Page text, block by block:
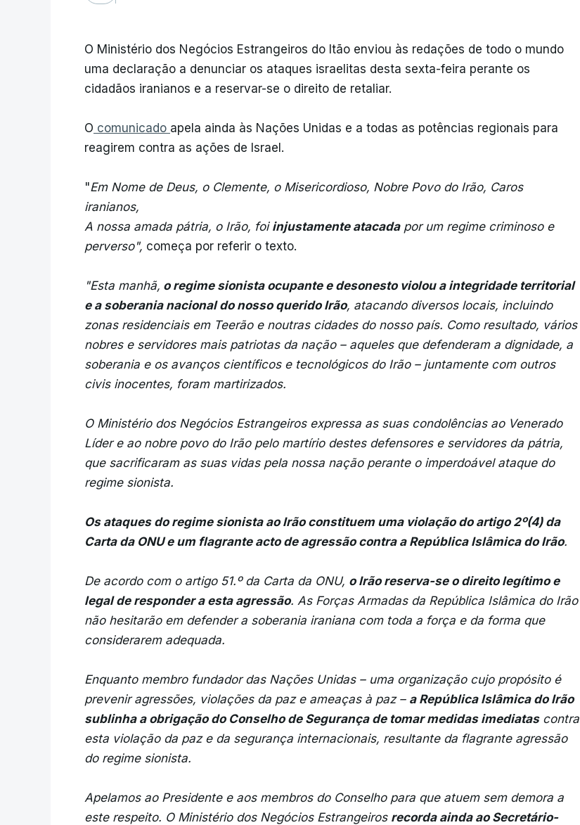
O Ministério dos Negócios Estrangeiros do Itão enviou às redações de todo o mundo
uma declaração a denunciar os ataques israelitas desta sexta-feira perante os
cidadãos iranianos e a reservar-se o direito de retaliar.
O comunicado apela ainda às Nações Unidas e a todas as potências regionais para
reagirem contra as ações de Israel.
"Em Nome de Deus, o Clemente, o Misericordioso, Nobre Povo do Irão, Caros
iranianos,
A nossa amada pátria, o Irão, foi injustamente atacadapor um regime criminoso e
perverso", começa por referir o texto.
"Esta manhã, o regime sionista ocupante e desonesto violou a integridade territorial
e a soberania nacional do nosso querido Irão, atacando diversos locais, incluindo
zonas residenciais em Teerão e noutras cidades do nosso país. Como resultado, vários
nobres e servidores mais patriotas da nação – aqueles que defenderam a dignidade, a
soberania e os avanços científicos e tecnológicos do Irão – juntamente com outros
civis inocentes, foram martirizados.
O Ministério dos Negócios Estrangeiros expressa as suas condolências ao Venerado
Líder e ao nobre povo do Irão pelo martírio destes defensores e servidores da pátria,
que sacrificaram as suas vidas pela nossa nação perante o imperdoável ataque do
regime sionista.
Os ataques do regime sionista ao Irão constituem uma violação do artigo 2º(4) da
Carta da ONU e um flagrante acto de agressão contra a República Islâmica do Irão.
De acordo com o artigo 51.º da Carta da ONU, o Irão reserva-se o direito legítimo e
legal de responder a esta agressão. As Forças Armadas da República Islâmica do Irão
não hesitarão em defender a soberania iraniana com toda a força e da forma que
considerarem adequada.
Enquanto membro fundador das Nações Unidas – uma organização cujo propósito é
prevenir agressões, violações da paz e ameaças à paz – a República Islâmica do Irão
sublinha a obrigação do Conselho de Segurança de tomar medidas imediatascontra
esta violação da paz e da segurança internacionais, resultante da flagrante agressão
do regime sionista.
Apelamos ao Presidente e aos membros do Conselho para que atuem sem demora a
este respeito. O Ministério dos Negócios Estrangeiros recorda ainda ao Secretário-